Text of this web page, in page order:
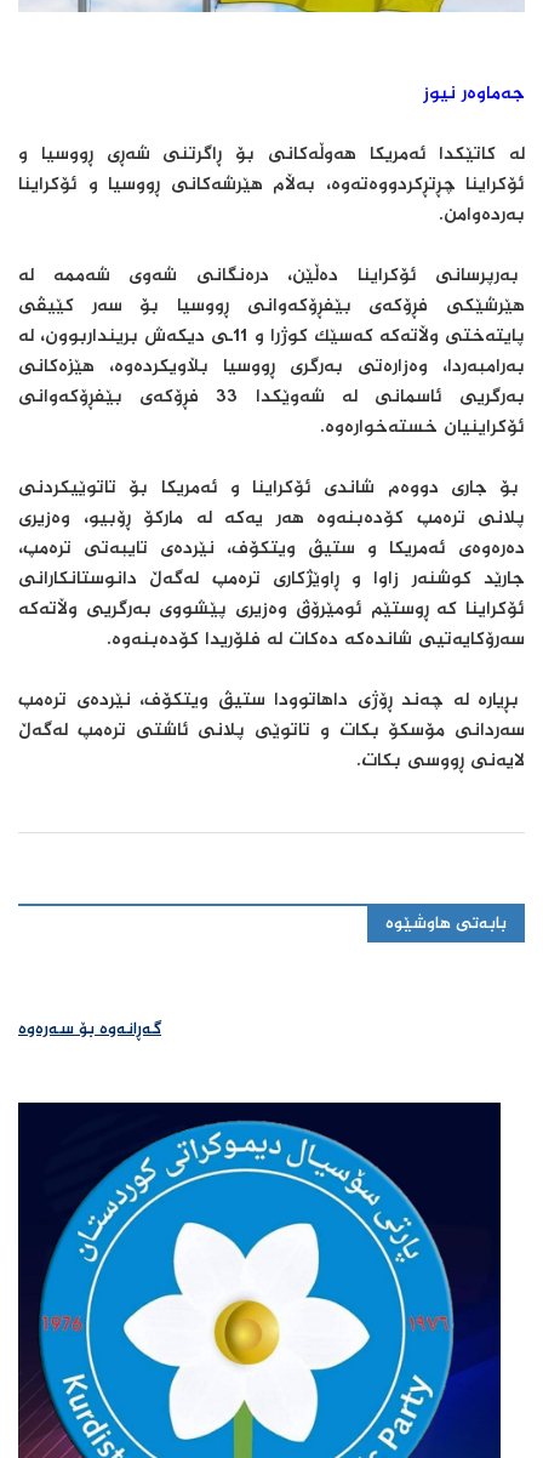
جەماوەر نیوز
لە کاتێکدا ئەمریکا هەوڵەکانی بۆ ڕاگرتنی شەڕی ڕووسیا و
ئۆکراینا چڕتڕکردووەتەوە، بەڵام هێرشەکانی ڕووسیا و ئۆکراینا
بەردەوامن.
بەرپرسانی ئۆکراینا دەڵێن، درەنگانی شەوی شەممە لە
هێرشێکی فڕۆکەی بێفڕۆکەوانی ڕووسیا بۆ سەر کێیڤی
پایتەختی وڵاتەکە کەسێک کوژرا و 11ـی دیکەش برینداربوون، لە
بەرامبەردا، وەزارەتی بەرگری ڕووسیا بڵاویکردەوە، هێزەکانی
بەرگریی ئاسمانی لە شەوێکدا 33 فڕۆکەی بێفڕۆکەوانی
ئۆکراینیان خستەخوارەوە.
بۆ جاری دووەم شاندی ئۆکراینا و ئەمریکا بۆ تاتوێیکردنی
پلانی ترەمپ کۆدەبنەوە هەر یەکە لە مارکۆ ڕۆبیو، وەزیری
دەرەوەی ئەمریکا و ستیڤ ویتکۆف، نێردەی تایبەتی ترەمپ،
جارێد کوشنەر زاوا و ڕاوێژکاری ترەمپ لەگەڵ دانوستانکارانی
ئۆکراینا کە ڕوستێم ئومێرۆڤ وەزیری پێشووی بەرگریی وڵاتەکە
سەرۆکایەتیی شاندەکە دەکات لە فلۆریدا کۆدەبنەوە.
بڕیارە لە چەند ڕۆژی داهاتوودا ستیڤ ویتکۆف، نێردەی ترەمپ
سەردانی مۆسکۆ بکات و تاتوێی پلانی ئاشتی ترەمپ لەگەڵ
لایەنی ڕووسی بکات.
بابەتی هاوشێوە
گەڕانەوە بۆ سەرەوە